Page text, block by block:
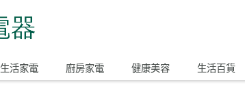
生活家電 廚房家電 健康美容 生活百貨